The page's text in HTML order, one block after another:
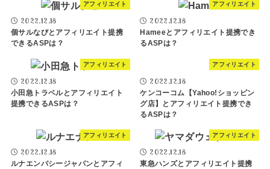
アフィリエイト
2022.12.18
個サルなびとアフィリエイト提携
できるASPは？
アフィリエイト
2022.12.18
Hameeとアフィリエイト提携でき
るASPは？
アフィリエイト
2022.12.18
小田急トラベルとアフィリエイト
提携できるASPは？
アフィリエイト
2022.12.18
ケンコーコム【Yahoo!ショッピン
グ店】とアフィリエイト提携でき
るASPは？
アフィリエイト
2022.12.18
ルナエンバシージャパンとアフィ
アフィリエイト
2022.12.18
東急ハンズとアフィリエイト提携